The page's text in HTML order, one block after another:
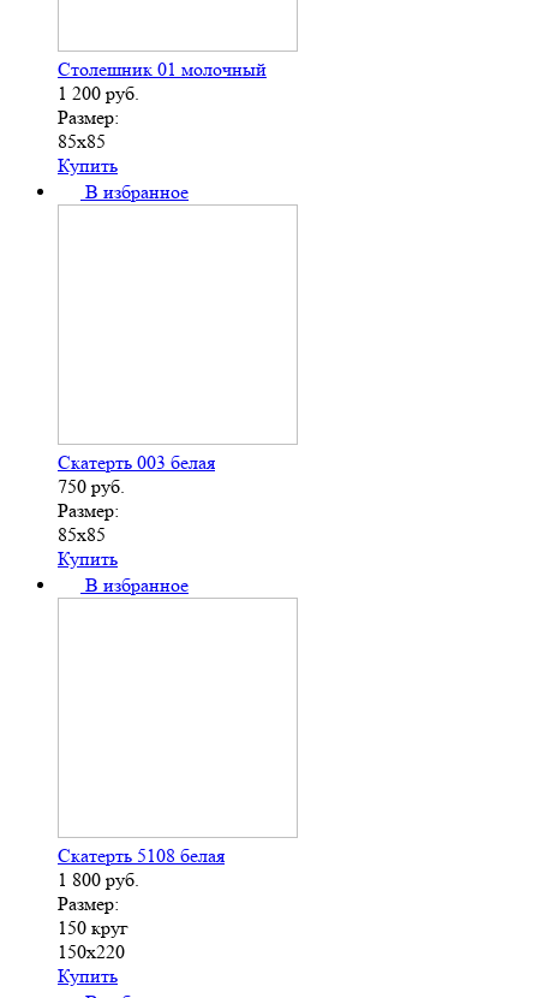
Столешник 01 молочный
1 200 руб.
Размер:
85х85
Купить
В избранное
Скатерть 003 белая
750 руб.
Размер:
85х85
Купить
В избранное
Скатерть 5108 белая
1 800 руб.
Размер:
150 круг
150х220
Купить